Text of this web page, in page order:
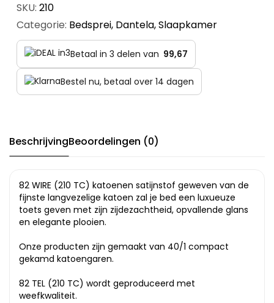
SKU: 210
Categorie: Bedsprei, Dantela,Slaapkamer
Betaal in 3 delen van 99,67
Bestel nu, betaal over 14 dagen
BeschrijvingBeoordelingen (0)
82 WIRE (210 TC) katoenen satijnstof geweven van de
fijnste langvezelige katoen zal je bed een luxueuze
toets geven met zijn zijdezachtheid, opvallende glans
en elegante plooien.
Onze producten zijn gemaakt van 40/1 compact
gekamd katoengaren.
82 TEL (210 TC) wordt geproduceerd met
weefkwaliteit.